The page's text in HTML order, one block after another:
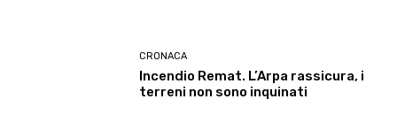
CRONACA
Incendio Remat. L’Arpa rassicura, i
terreni non sono inquinati